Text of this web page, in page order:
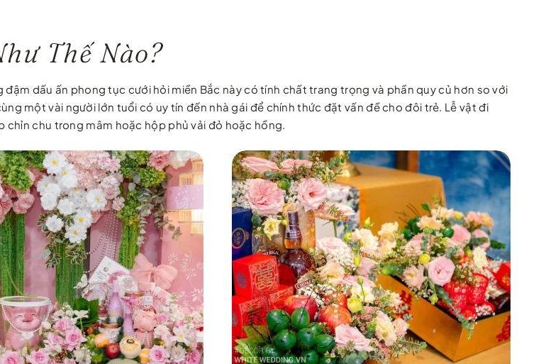
Thế Nào?
dấu ấn phong tục cưới hỏi miền Bắc này có tính chất trang trọng và phần quy củ hơn so với
một vài người lớn tuổi có uy tín đến nhà gái để chính thức đặt vấn đề cho đôi trẻ. Lễ vật đi
chỉn chu trong mâm hoặc hộp phủ vải đỏ hoặc hồng.